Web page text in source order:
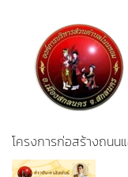
โครงการก่อสร้างถน